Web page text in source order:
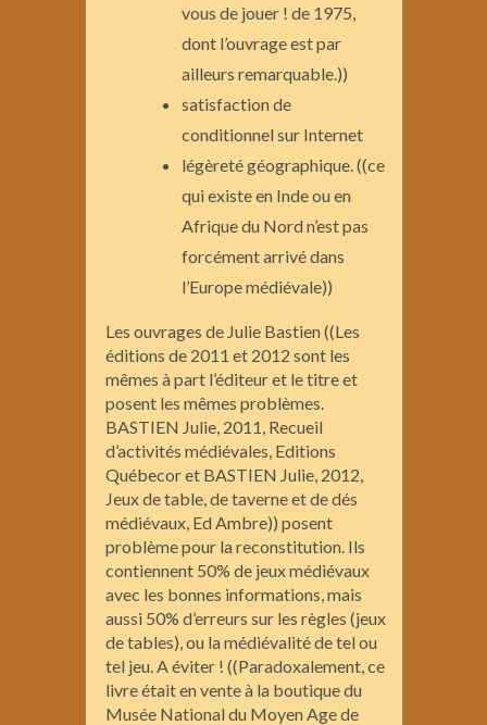
vous de jouer ! de 1975,
dont l’ouvrage est par
ailleurs remarquable.))
satisfaction de
conditionnel sur Internet
légèreté géographique. ((ce
qui existe en Inde ou en
Afrique du Nord n’est pas
forcément arrivé dans
l’Europe médiévale))
Les ouvrages de Julie Bastien ((Les
éditions de 2011 et 2012 sont les
mêmes à part l’éditeur et le titre et
posent les mêmes problèmes.
BASTIEN Julie, 2011, Recueil
d’activités médiévales, Editions
Québecor et BASTIEN Julie, 2012,
Jeux de table, de taverne et de dés
médiévaux, Ed Ambre)) posent
problème pour la reconstitution. Ils
contiennent 50% de jeux médiévaux
avec les bonnes informations, mais
aussi 50% d’erreurs sur les règles (jeux
de tables), ou la médiévalité de tel ou
tel jeu. A éviter ! ((Paradoxalement, ce
livre était en vente à la boutique du
Musée National du Moyen Age de